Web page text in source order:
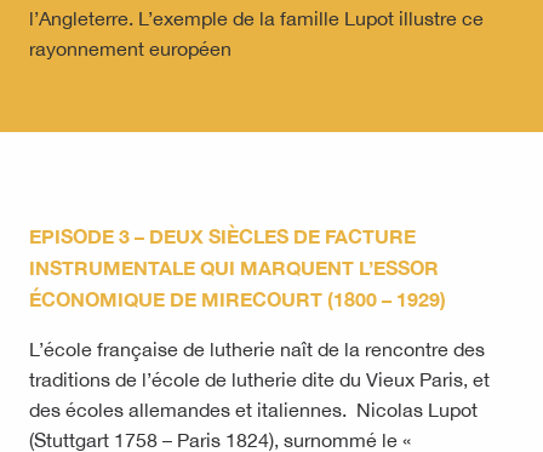
l’Angleterre. L’exemple de la famille Lupot illustre ce
rayonnement européen
EPISODE 3 – DEUX SIÈCLES DE FACTURE
INSTRUMENTALE QUI MARQUENT L’ESSOR
ÉCONOMIQUE DE MIRECOURT (1800 – 1929)
L’école française de lutherie naît de la rencontre des
traditions de l’école de lutherie dite du Vieux Paris, et
des écoles allemandes et italiennes. Nicolas Lupot
(Stuttgart 1758 – Paris 1824), surnommé le «